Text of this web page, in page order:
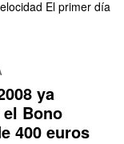
El primer día
ya
Bono
400 euros